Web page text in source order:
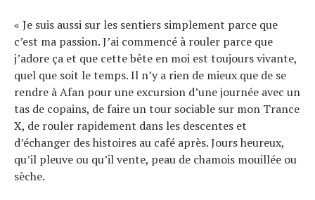
« Je suis aussi sur les sentiers simplement parce que
c’est ma passion. J’ai commencé à rouler parce que
j’adore ça et que cette bête en moi est toujours vivante,
quel que soit le temps. Il n’y a rien de mieux que de se
rendre à Afan pour une excursion d’une journée avec un
tas de copains, de faire un tour sociable sur mon Trance
X, de rouler rapidement dans les descentes et
d’échanger des histoires au café après. Jours heureux,
qu’il pleuve ou qu’il vente, peau de chamois mouillée ou
sèche.